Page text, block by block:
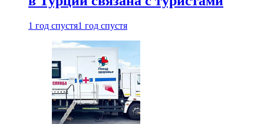
1 год спустя1 год спустя